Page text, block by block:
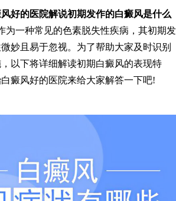
好的医院解说初期发作的白癜风是什么
为一种常见的色素脱失性疾病，其初期发
妙且易于忽视。为了帮助大家及时识别
以下将详细解读初期白癜风的表现特
癜风好的医院来给大家解答一下吧!